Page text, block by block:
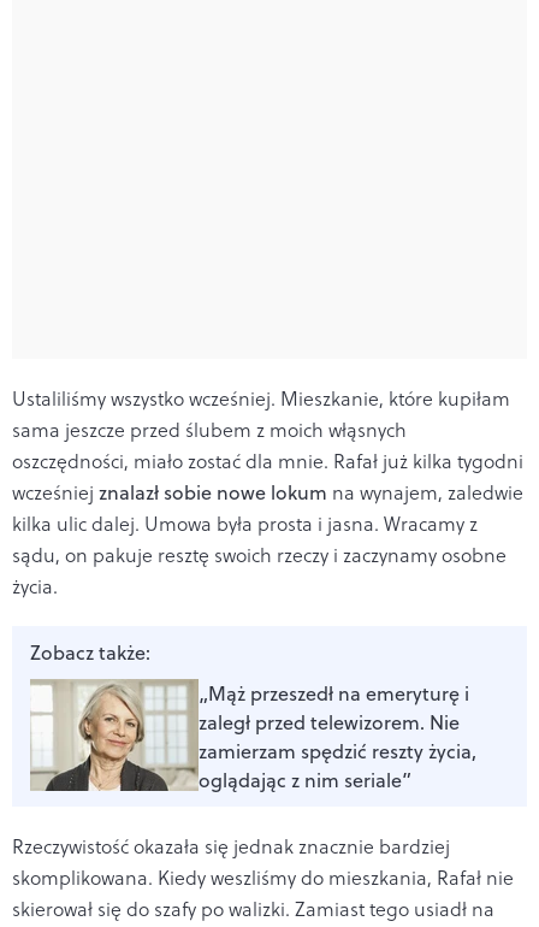
Ustaliliśmy wszystko wcześniej. Mieszkanie, które kupiłam
sama jeszcze przed ślubem z moich włąsnych
oszczędności, miało zostać dla mnie. Rafał już kilka tygodni
wcześniej znalazł sobie nowe lokum na wynajem, zaledwie
kilka ulic dalej. Umowa była prosta i jasna. Wracamy z
sądu, on pakuje resztę swoich rzeczy i zaczynamy osobne
życia.
Zobacz także:
„Mąż przeszedł na emeryturę i
zaległ przed telewizorem. Nie
zamierzam spędzić reszty życia,
oglądając z nim seriale”
Rzeczywistość okazała się jednak znacznie bardziej
skomplikowana. Kiedy weszliśmy do mieszkania, Rafał nie
skierował się do szafy po walizki. Zamiast tego usiadł na